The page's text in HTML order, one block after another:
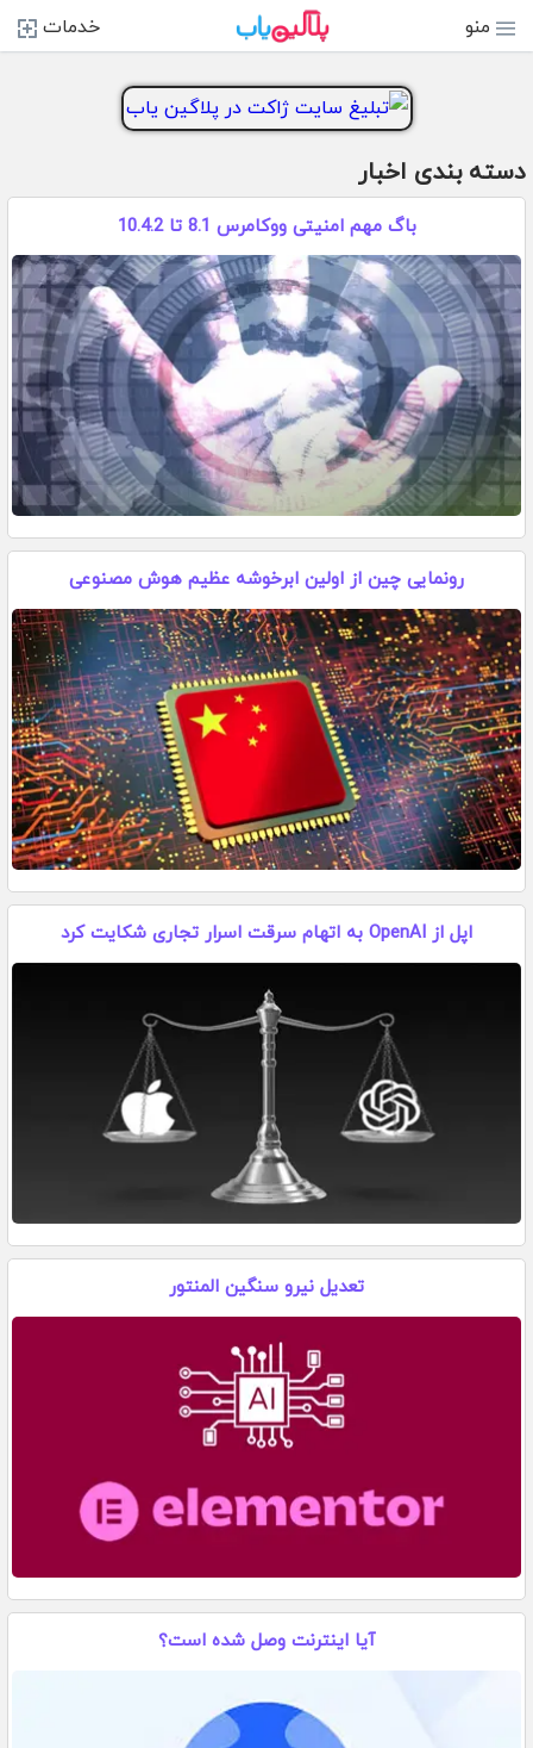
منو خدمات
دسته بندی اخبار
باگ مهم امنیتی ووکامرس 8.1 تا 10.4.2
رونمایی چین از اولین ابرخوشه عظیم هوش مصنوعی
اپل از OpenAI به اتهام سرقت اسرار تجاری شکایت کرد
تعدیل نیرو سنگین المنتور
آیا اینترنت وصل شده است؟